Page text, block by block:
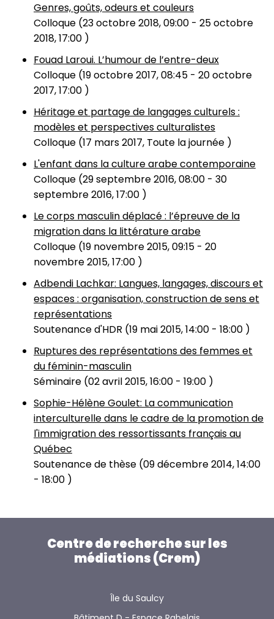
Genres, goûts, odeurs et couleurs
Colloque (23 octobre 2018, 09:00 - 25 octobre
2018, 17:00 )
Fouad Laroui. L’humour de l’entre-deux
Colloque (19 octobre 2017, 08:45 - 20 octobre
2017, 17:00 )
Héritage et partage de langages culturels :
modèles et perspectives culturalistes
Colloque (17 mars 2017, Toute la journée )
L'enfant dans la culture arabe contemporaine
Colloque (29 septembre 2016, 08:00 - 30
septembre 2016, 17:00 )
Le corps masculin déplacé : l’épreuve de la
migration dans la littérature arabe
Colloque (19 novembre 2015, 09:15 - 20
novembre 2015, 17:00 )
Adbendi Lachkar: Langues, langages, discours et
espaces : organisation, construction de sens et
représentations
Soutenance d'HDR (19 mai 2015, 14:00 - 18:00 )
Ruptures des représentations des femmes et
du féminin-masculin
Séminaire (02 avril 2015, 16:00 - 19:00 )
Sophie-Hélène Goulet: La communication
interculturelle dans le cadre de la promotion de
l'immigration des ressortissants français au
Québec
Soutenance de thèse (09 décembre 2014, 14:00
- 18:00 )
Centre de recherche sur les
médiations (Crem)
Île du Saulcy